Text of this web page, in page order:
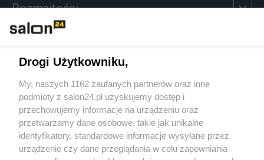
Rozmaitości
Sport
Społeczeństwo
Kultura
Drogi Użytkowniku,
My, naszych 1162 zaufanych partnerów oraz inne
podmioty z salon24.pl uzyskujemy dostęp i
przechowujemy informacje na urządzeniu oraz
przetwarzamy dane osobowe, takie jak unikalne
identyfikatory, standardowe informacje wysyłane przez
urządzenie czy dane przeglądania w celu zapewniania